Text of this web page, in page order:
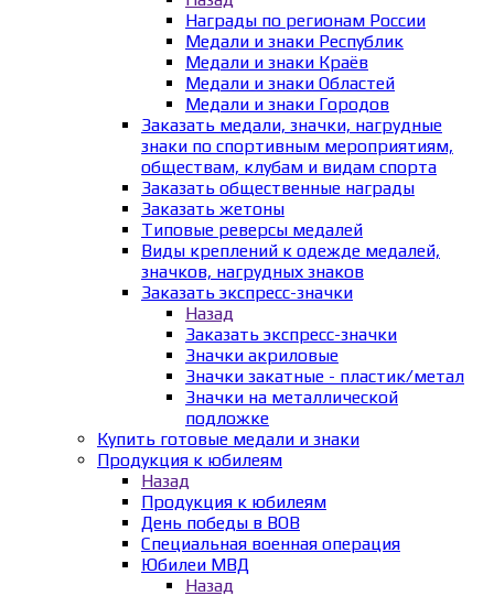
Награды по регионам России
Медали и знаки Республик
Медали и знаки Краёв
Медали и знаки Областей
Медали и знаки Городов
Заказать медали, значки, нагрудные
знаки по спортивным мероприятиям,
обществам, клубам и видам спорта
Заказать общественные награды
Заказать жетоны
Типовые реверсы медалей
Виды креплений к одежде медалей,
значков, нагрудных знаков
Заказать экспресс-значки
Назад
Заказать экспресс-значки
Значки акриловые
Значки закатные - пластик/метал
Значки на металлической
подложке
Купить готовые медали и знаки
Продукция к юбилеям
Назад
Продукция к юбилеям
День победы в ВОВ
Специальная военная операция
Юбилеи МВД
Назад